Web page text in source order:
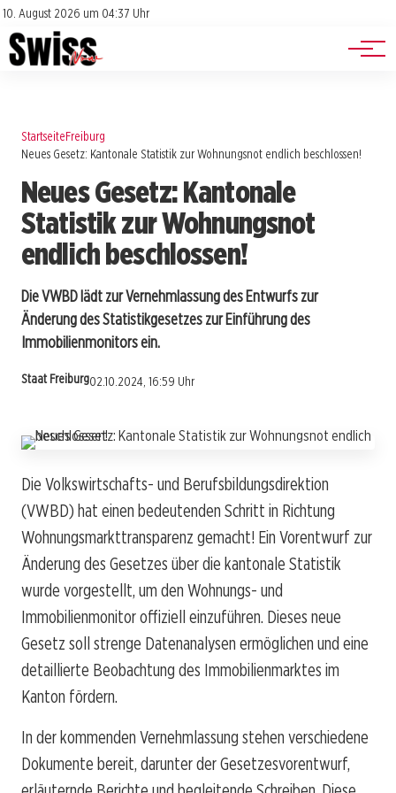
10. August 2026 um 04:37 Uhr
Impressum
Datenschutz
Jobs
Events
StartseiteFreiburg
Neues Gesetz: Kantonale Statistik zur Wohnungsnot endlich beschlossen!
Neues Gesetz: Kantonale
Statistik zur Wohnungsnot
endlich beschlossen!
Die VWBD lädt zur Vernehmlassung des Entwurfs zur
Änderung des Statistikgesetzes zur Einführung des
Immobilienmonitors ein.
Staat Freiburg02.10.2024, 16:59 Uhr
Die Volkswirtschafts- und Berufsbildungsdirektion
(VWBD) hat einen bedeutenden Schritt in Richtung
Wohnungsmarkttransparenz gemacht! Ein Vorentwurf zur
Änderung des Gesetzes über die kantonale Statistik
wurde vorgestellt, um den Wohnungs- und
Immobilienmonitor offiziell einzuführen. Dieses neue
Gesetz soll strenge Datenanalysen ermöglichen und eine
detaillierte Beobachtung des Immobilienmarktes im
Kanton fördern.
In der kommenden Vernehmlassung stehen verschiedene
Dokumente bereit, darunter der Gesetzesvorentwurf,